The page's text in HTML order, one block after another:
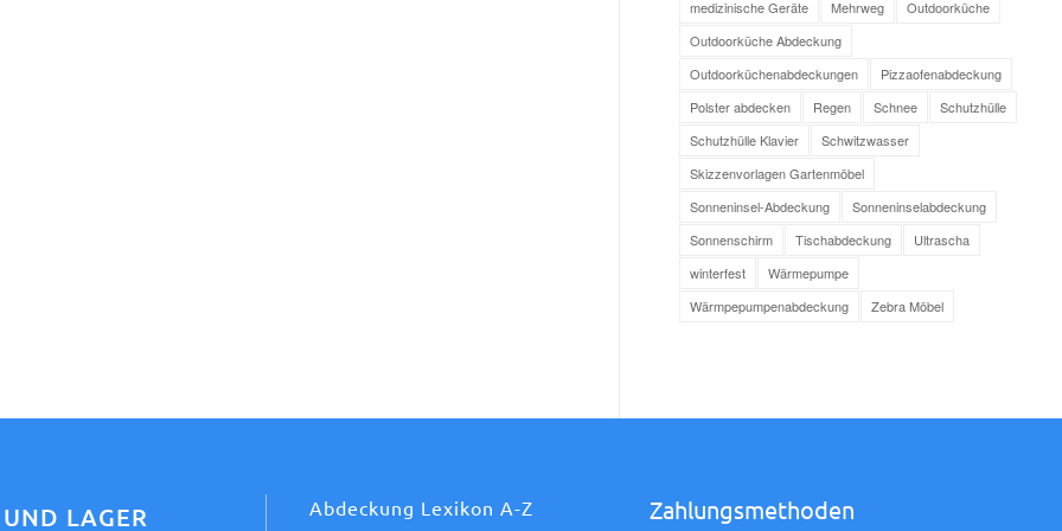
medizinische Geräte Mehrweg
Outdoorküche
Outdoorküche Abdeckung
Outdoorküchenabdeckungen
Pizzaofenabdeckung
Polster abdecken
Regen Schnee
Schutzhülle
Schutzhülle Klavier
Schwitzwasser
Skizzenvorlagen Gartenmöbel
Sonneninsel-Abdeckung
Sonneninselabdeckung
Sonnenschirm
Tischabdeckung
Ultrascha
winterfest
Wärmepumpe
Wärmpepumpenabdeckung
Zebra Möbel
LAGER Abdeckung Lexikon A-Z Zahlungsmethoden